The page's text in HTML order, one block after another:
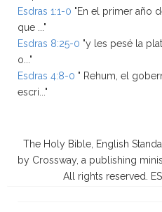
Esdras 1:1-0 "En el primer año
que ..."
Esdras 8:25-0 "y les pesé la
o..."
Esdras 4:8-0 " Rehum, el
escri..."
The Holy Bible, English
by Crossway, a publishing
All rights reserved.